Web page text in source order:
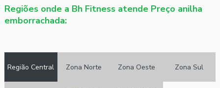
Preço elíptico profissional
Projeto de academia
Revenda de equipamentos fitness
Regiões onde a Bh Fitness atende Preço anilha
emborrachada:
Região Central Zona Norte Zona Oeste Zona Sul